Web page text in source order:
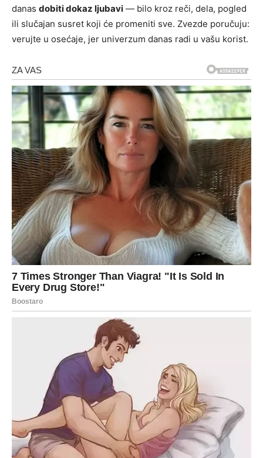
danas dobiti dokaz ljubavi — bilo kroz reči, dela, pogled
ili slučajan susret koji će promeniti sve. Zvezde poručuju:
verujte u osećaje, jer univerzum danas radi u vašu korist.